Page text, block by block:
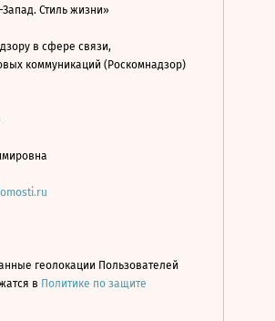
Стиль жизни»
в сфере связи,
коммуникаций (Роскомнадзор)
геолокации Пользователей
в Политике по защите